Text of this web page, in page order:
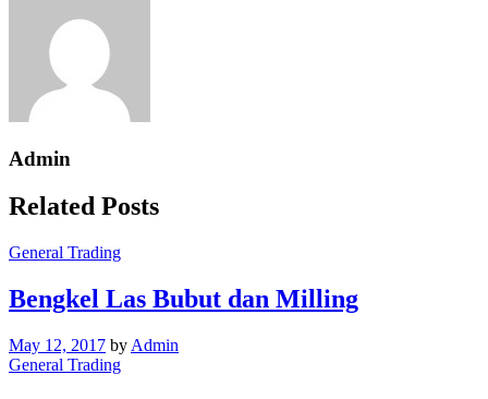
Admin
Related Posts
General Trading
Bengkel Las Bubut dan Milling
May 12, 2017 by Admin
General Trading